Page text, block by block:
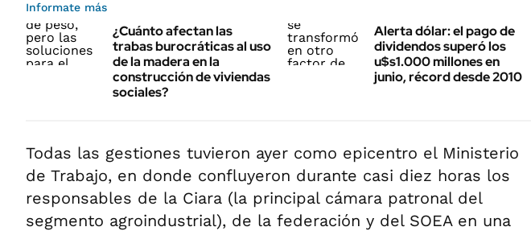
Informate más
¿Cuánto afectan las
trabas burocráticas al uso
de la madera en la
construcción de viviendas
sociales?
Alerta dólar: el pago de
dividendos superó los
u$s1.000 millones en
junio, récord desde 2010
Todas las gestiones tuvieron ayer como epicentro el Ministerio
de Trabajo, en donde confluyeron durante casi diez horas los
responsables de la Ciara (la principal cámara patronal del
segmento agroindustrial), de la federación y del SOEA en una